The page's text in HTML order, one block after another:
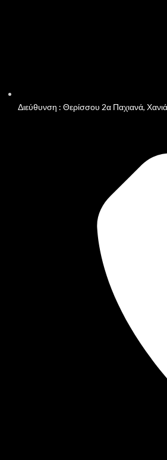
Διεύθυνση : Θερίσσου 2α Παχιανά,